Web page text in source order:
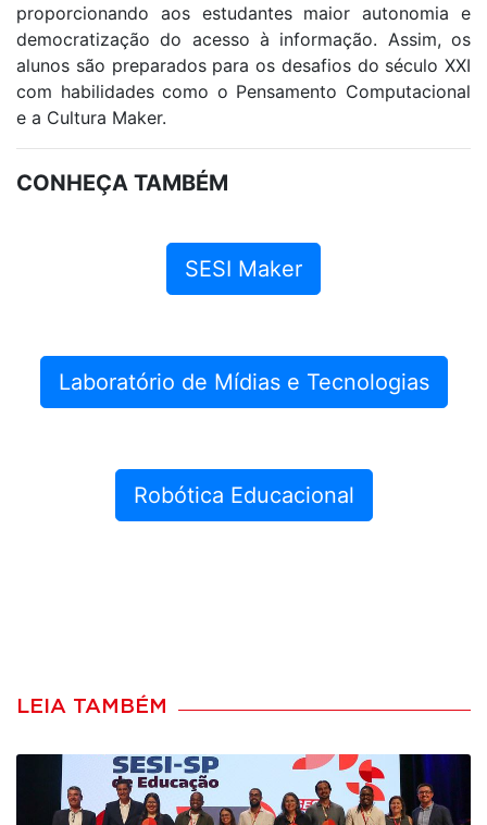
proporcionando aos estudantes maior autonomia e
democratização do acesso à informação. Assim, os
alunos são preparados para os desafios do século XXI
com habilidades como o Pensamento Computacional
e a Cultura Maker.
CONHEÇA TAMBÉM
SESI Maker
Laboratório de Mídias e Tecnologias
Robótica Educacional
LEIA TAMBÉM